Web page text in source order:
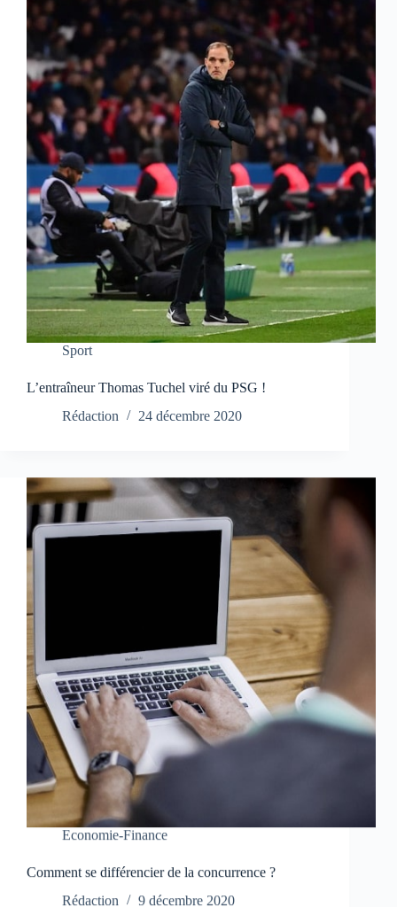
Sport
L’entraîneur Thomas Tuchel viré du PSG !
Rédaction
24 décembre 2020
Economie-Finance
Comment se différencier de la concurrence ?
Rédaction
9 décembre 2020